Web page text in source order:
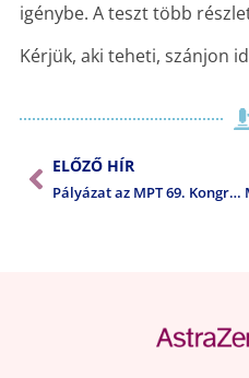
igénybe. A teszt több
Kérjük, aki teheti, szánjon
ELŐZŐ HÍR
Pályázat az MPT 69. Kongresszusa részvételi díjának támogatására